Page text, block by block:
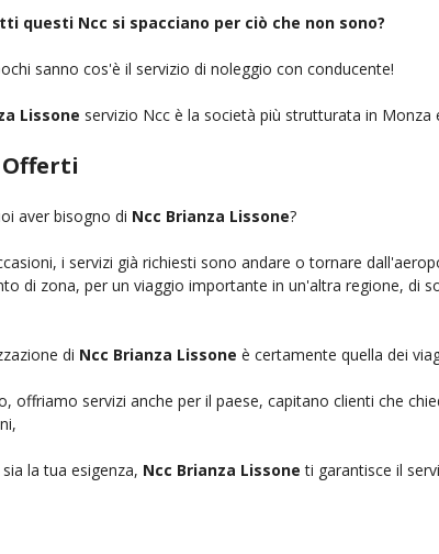
questi Ncc si spacciano per ciò che non sono?
sanno cos'è il servizio di noleggio con conducente!
Lissone servizio Ncc è la società più strutturata in Monza
Offerti
aver bisogno di Ncc Brianza Lissone?
i servizi già richiesti sono andare o tornare
di zona, per un viaggio importante in un'altra regione, di
di Ncc Brianza Lissone è certamente quella dei
offriamo servizi anche per il paese, capitano clienti che
la tua esigenza, Ncc Brianza Lissone ti garantisce il